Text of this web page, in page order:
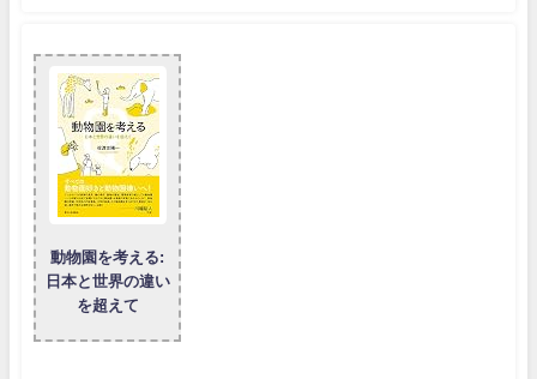
動物園を考える:
日本と世界の違い
を超えて